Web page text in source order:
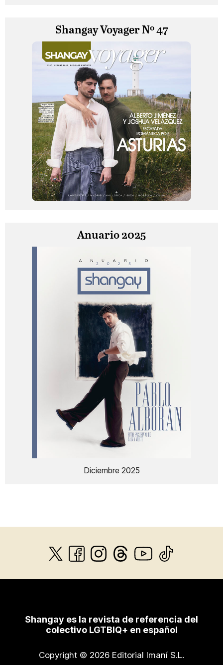
Shangay Voyager Nº 47
Anuario 2025
Diciembre 2025
Shangay es la revista de referencia del
colectivo LGTBIQ+ en español
Copyright © 2026 Editorial Imaní S.L.